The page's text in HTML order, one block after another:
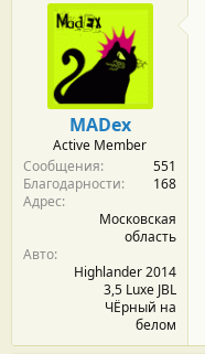
MADex
Active Member
Сообщения
551
Благодарности
168
Адрес
Московская
область
Авто
Highlander 2014
3,5 Luxe JBL
ЧЁрный на
белом